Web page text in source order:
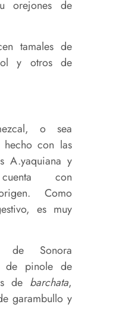
de
tamales de
y otros de
o sea
hecho con las
A.yaquiana y
con
Como
es muy
de Sonora
de pinole de
de barchata,
garambullo y